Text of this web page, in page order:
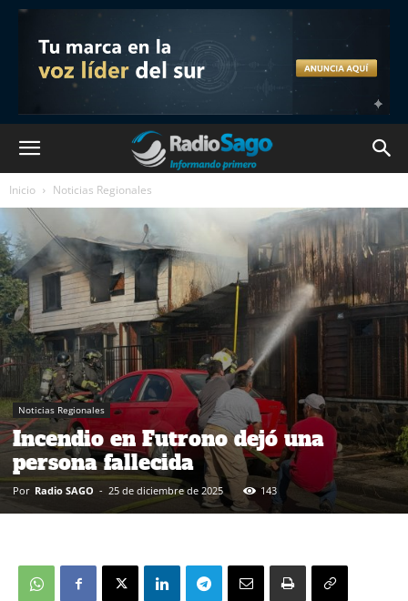
Inicio Noticias Regionales
Noticias Regionales
Incendio en Futrono dejó una
persona fallecida
Por Radio SAGO - 25 de diciembre de 2025 143